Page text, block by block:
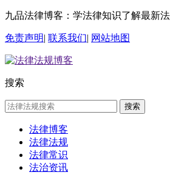
九品法律博客：学法律知识了解最新法
免责声明| 联系我们| 网站地图
搜索
搜索
法律博客
法律法规
法律常识
法治资讯